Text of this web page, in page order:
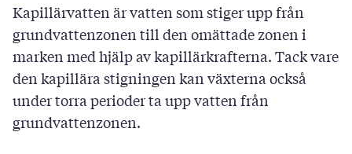
Kapillärvatten är vatten som stiger upp från
grundvattenzonen till den omättade zonen i
marken med hjälp av kapillärkrafterna. Tack vare
den kapillära stigningen kan växterna också
under torra perioder ta upp vatten från
grundvattenzonen.